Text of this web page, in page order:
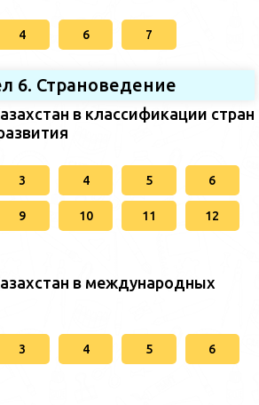
4 6 7
6. Страноведение
в классификации стран
3 4 5 6
9 10 11 12
в международных
3 4 5 6